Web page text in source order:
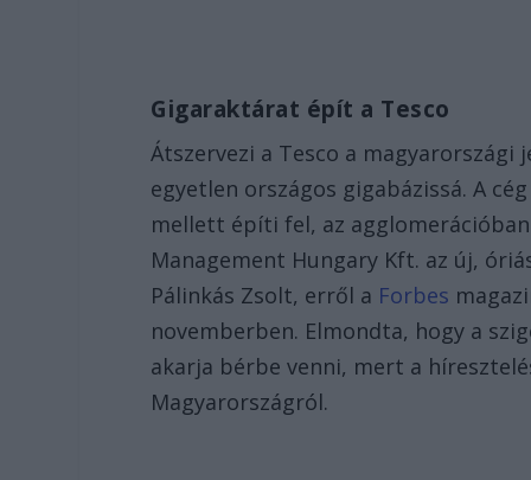
Gigaraktárat épít a Tesco
Átszervezi a Tesco a
egyetlen országos gigabázissá. A
mellett építi fel, az
Management Hungary Kft. az új,
Pálinkás Zsolt, erről a Forbes
novemberben. Elmondta, hogy a
akarja bérbe venni, mert a
Magyarországról.